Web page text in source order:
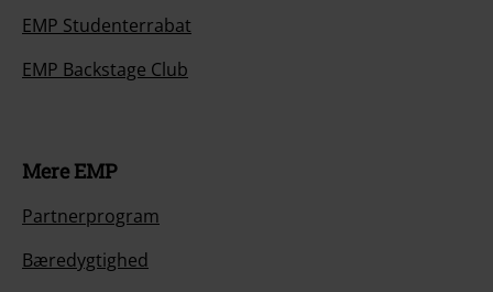
EMP Studenterrabat
EMP Backstage Club
Mere EMP
Partnerprogram
Bæredygtighed